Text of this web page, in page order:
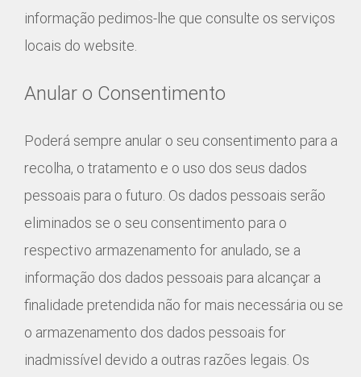
informação pedimos-lhe que consulte os serviços
locais do website.
Anular o Consentimento
Poderá sempre anular o seu consentimento para a
recolha, o tratamento e o uso dos seus dados
pessoais para o futuro. Os dados pessoais serão
eliminados se o seu consentimento para o
respectivo armazenamento for anulado, se a
informação dos dados pessoais para alcançar a
finalidade pretendida não for mais necessária ou se
o armazenamento dos dados pessoais for
inadmissível devido a outras razões legais. Os